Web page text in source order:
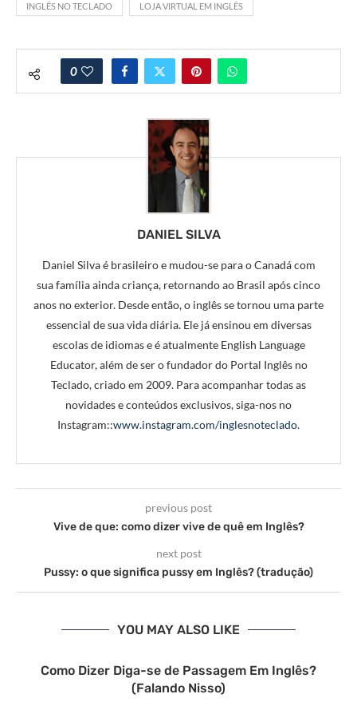
INGLÊS NO TECLADO LOJA VIRTUAL EM INGLÊS
0
DANIEL SILVA
Daniel Silva é brasileiro e mudou-se para o Canadá com
sua família ainda criança, retornando ao Brasil após cinco
anos no exterior. Desde então, o inglês se tornou uma parte
essencial de sua vida diária. Ele já ensinou em diversas
escolas de idiomas e é atualmente English Language
Educator, além de ser o fundador do Portal Inglês no
Teclado, criado em 2009. Para acompanhar todas as
novidades e conteúdos exclusivos, siga-nos no
Instagram::www.instagram.com/inglesnoteclado.
previous post
Vive de que: como dizer vive de quê em Inglês?
next post
Pussy: o que significa pussy em Inglês? (tradução)
YOU MAY ALSO LIKE
Como Dizer Diga-se de Passagem Em Inglês?
(Falando Nisso)